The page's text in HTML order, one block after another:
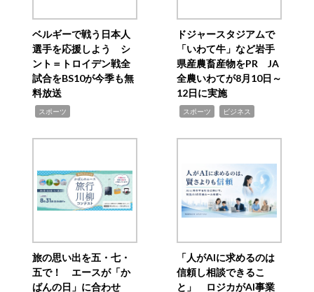
ベルギーで戦う日本人
選手を応援しよう シ
ント＝トロイデン戦全
試合をBS10が今季も無
料放送
スポーツ
ドジャースタジアムで
「いわて牛」など岩手
県産農畜産物をPR JA
全農いわてが8月10日～
12日に実施
スポーツ ビジネス
旅の思い出を五・七・
五で！ エースが「か
ばんの日」に合わせ
「人がAIに求めるのは
信頼し相談できるこ
と」 ロジカがAI事業